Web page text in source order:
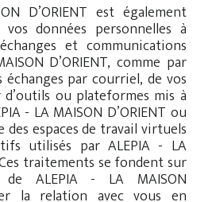
D’ORIENT est également
données personnelles à
et communications
D’ORIENT, comme par
par courriel, de vos
ou plateformes mis à
- LA MAISON D’ORIENT ou
des espaces de travail virtuels
utilisés par ALEPIA - LA
Ces traitements se fondent sur
ALEPIA - LA MAISON
la relation avec vous en